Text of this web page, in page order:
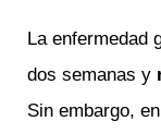
La enfermedad
dos semanas y
Sin embargo,